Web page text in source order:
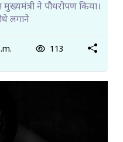
ने पौधरोपण किया।
लगाने
113